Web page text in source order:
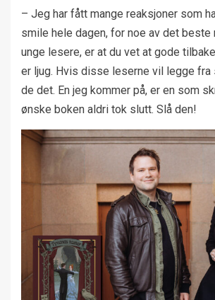
– Jeg har fått mange reaksjoner som
smile hele dagen, for noe av det
unge lesere, er at du vet at gode
er ljug. Hvis disse leserne vil legge fra
de det. En jeg kommer på, er en som
ønske boken aldri tok slutt. Slå den!